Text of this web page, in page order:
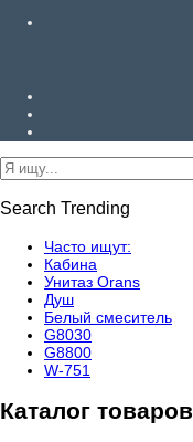
Search Trending
Часто ищут:
Кабина
Унитаз Orans
Душ
Белый смеситель
G8030
G8800
W-751
Каталог товаров